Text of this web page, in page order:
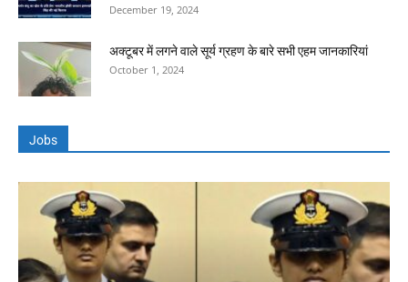
December 19, 2024
अक्टूबर में लगने वाले सूर्य ग्रहण के बारे सभी एहम जानकारियां
October 1, 2024
Jobs